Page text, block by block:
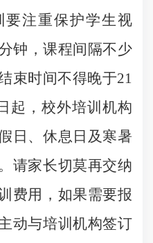
要注重保护学生视
钟，课程间隔不少
束时间不得晚于21
起，校外培训机构
日、休息日及寒暑
请家长切莫再交纳
费用，如果需要报
动与培训机构签订